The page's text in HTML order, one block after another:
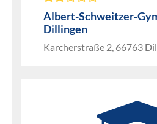
Albert-Schweitzer-
Dillingen
Karcherstraße 2, 66763